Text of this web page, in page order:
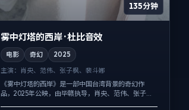
135分钟
雾中灯塔的西岸 · 杜比音效
电影 奇幻
2025
主演： 肖央、范伟、张子枫、裴斗娜
《雾中灯塔的西岸》是一部中国台湾背景的奇幻作
品，2025年公映，由毕赣执导，肖央、范伟、张子枫